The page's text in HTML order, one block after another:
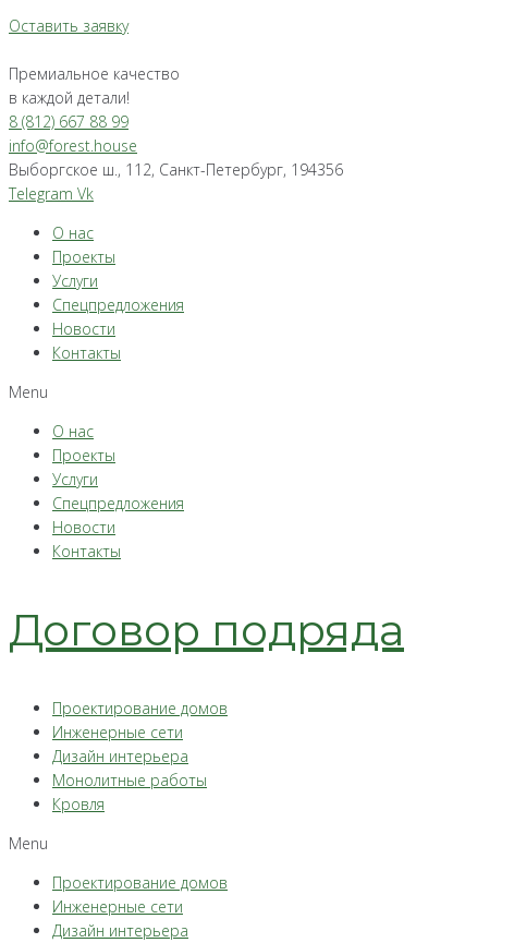
Оставить заявку
Премиальное качество
в каждой детали!
8 (812) 667 88 99
info@forest.house
Выборгское ш., 112, Санкт-Петербург, 194356
Telegram Vk
О нас
Проекты
Услуги
Спецпредложения
Новости
Контакты
Menu
О нас
Проекты
Услуги
Спецпредложения
Новости
Контакты
Договор подряда
Проектирование домов
Инженерные сети
Дизайн интерьера
Монолитные работы
Кровля
Menu
Проектирование домов
Инженерные сети
Дизайн интерьера